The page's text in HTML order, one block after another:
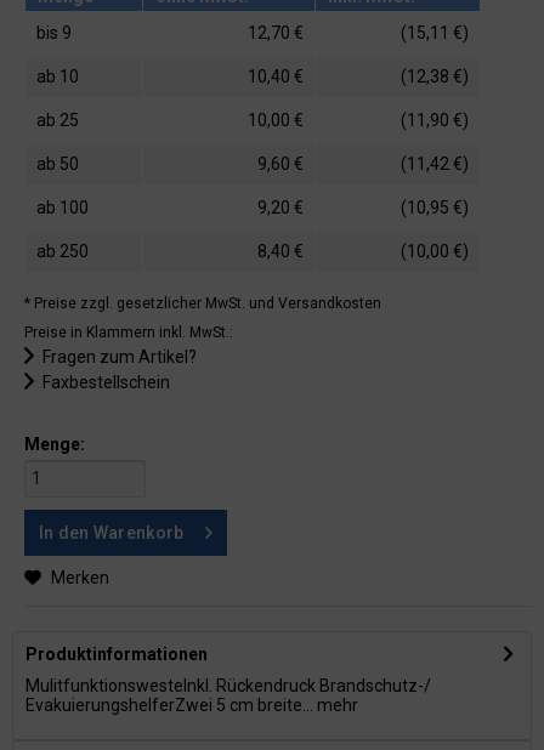
bis 9 12,70 € (15,11 €)
ab 10 10,40 € (12,38 €)
ab 25 10,00 € (11,90 €)
ab 50 9,60 € (11,42 €)
ab 100 9,20 € (10,95 €)
ab 250 8,40 € (10,00 €)
* Preise zzgl. gesetzlicher MwSt. und Versandkosten
Preise in Klammern inkl. MwSt.:
Fragen zum Artikel?
Faxbestellschein
Menge:
In den Warenkorb
Merken
Produktinformationen
MulitfunktionswesteInkl. Rückendruck Brandschutz-/
EvakuierungshelferZwei 5 cm breite...
mehr